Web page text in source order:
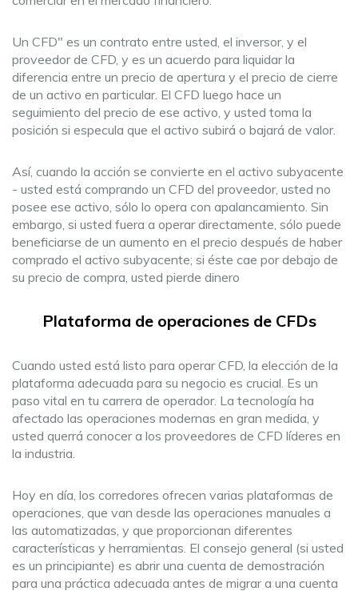
Un CFD" es un contrato entre usted, el inversor, y el
proveedor de CFD, y es un acuerdo para liquidar la
diferencia entre un precio de apertura y el precio de cierre
de un activo en particular. El CFD luego hace un
seguimiento del precio de ese activo, y usted toma la
posición si especula que el activo subirá o bajará de valor.
Así, cuando la acción se convierte en el activo subyacente
- usted está comprando un CFD del proveedor, usted no
posee ese activo, sólo lo opera con apalancamiento. Sin
embargo, si usted fuera a operar directamente, sólo puede
beneficiarse de un aumento en el precio después de haber
comprado el activo subyacente; si éste cae por debajo de
su precio de compra, usted pierde dinero
Plataforma de operaciones de CFDs
Cuando usted está listo para operar CFD, la elección de la
plataforma adecuada para su negocio es crucial. Es un
paso vital en tu carrera de operador. La tecnología ha
afectado las operaciones modernas en gran medida, y
usted querrá conocer a los proveedores de CFD líderes en
la industria.
Hoy en día, los corredores ofrecen varias plataformas de
operaciones, que van desde las operaciones manuales a
las automatizadas, y que proporcionan diferentes
características y herramientas. El consejo general (si usted
es un principiante) es abrir una cuenta de demostración
para una práctica adecuada antes de migrar a una cuenta